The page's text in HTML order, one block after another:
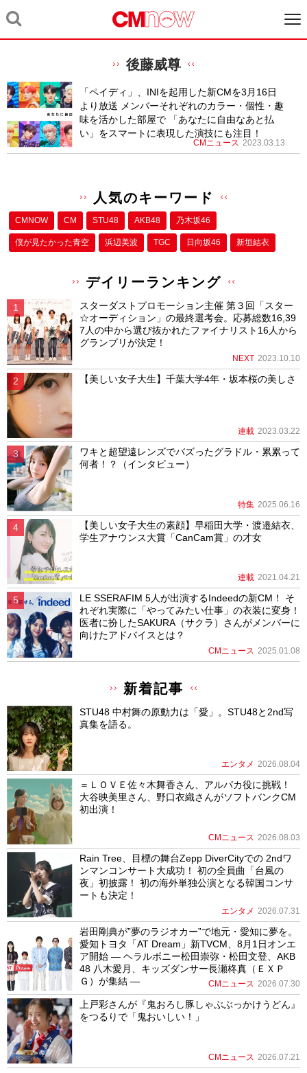
後藤威尊
「ペイディ」、INIを起用した新CMを3月16日
より放送 メンバーそれぞれのカラー・個性・趣
味を活かした部屋で 「あなたに自由なあと払
い」をスマートに表現した演技にも注目！
CMニュース 2023.03.13
人気のキーワード
CMNOW CM STU48 AKB48 乃木坂46
僕が⾒たかった⻘空 浜辺美波 TGC 日向坂46 新垣結衣
デイリーランキング
スターダストプロモーション主催 第３回「スター
☆オーディション」の最終選考会。応募総数16,39
7人の中から選び抜かれたファイナリスト16人から
グランプリが決定！
NEXT 2023.10.10
【美しい女子大生】千葉大学4年・坂本桜の美しさ
連載 2023.03.22
ワキと超望遠レンズでバズったグラドル・累累って
何者！？（インタビュー）
特集 2025.06.16
【美しい女子大生の素顔】早稲田大学・渡邉結衣、
学生アナウンス大賞「CanCam賞」の才女
連載 2021.04.21
LE SSERAFIM 5人が出演するIndeedの新CM！ そ
れぞれ実際に「やってみたい仕事」の衣装に変身！
医者に扮したSAKURA（サクラ）さんがメンバーに
向けたアドバイスとは？
CMニュース 2025.01.08
新着記事
STU48 中村舞の原動力は「愛」。STU48と2nd写
真集を語る。
エンタメ 2026.08.04
＝ＬＯＶＥ佐々木舞香さん、アルパカ役に挑戦！
大谷映美里さん、野口衣織さんがソフトバンクCM
初出演！
CMニュース 2026.08.03
Rain Tree、目標の舞台Zepp DiverCityでの 2ndワ
ンマンコンサート大成功！ 初の全員曲「台風の
夜」初披露！ 初の海外単独公演となる韓国コンサ
ートも決定！
エンタメ 2026.07.31
岩田剛典が”夢のラジオカー”で地元・愛知に夢を。
愛知トヨタ「AT Dream」新TVCM、8月1日オンエ
ア開始 ― ヘラルボニー松田崇弥・松田文登、AKB
48 八木愛月、キッズダンサー長瀬柊真（ＥＸＰ
Ｇ）が集結 ―
CMニュース 2026.07.30
上戸彩さんが『鬼おろし豚しゃぶぶっかけうどん』
をつるりで「鬼おいしい！」
CMニュース 2026.07.21